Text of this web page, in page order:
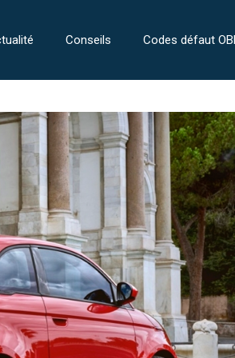
Conseils Codes défaut